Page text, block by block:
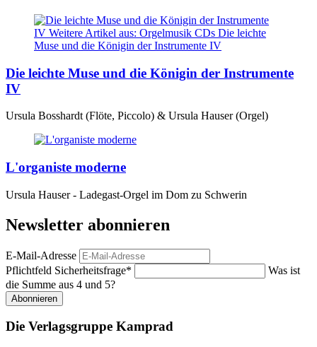
Die leichte Muse und die Königin der Instrumente
IV
Ursula Bosshardt (Flöte, Piccolo) & Ursula Hauser (Orgel)
L'organiste moderne
Ursula Hauser - Ladegast-Orgel im Dom zu Schwerin
Newsletter abonnieren
E-Mail-Adresse
Pflichtfeld Sicherheitsfrage*
Was ist
die Summe aus 4 und 5?
Abonnieren
Die Verlagsgruppe Kamprad